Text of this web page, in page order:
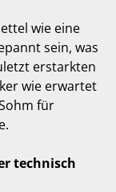
wie eine
sein, was
erstarkten
wie erwartet
für
technisch